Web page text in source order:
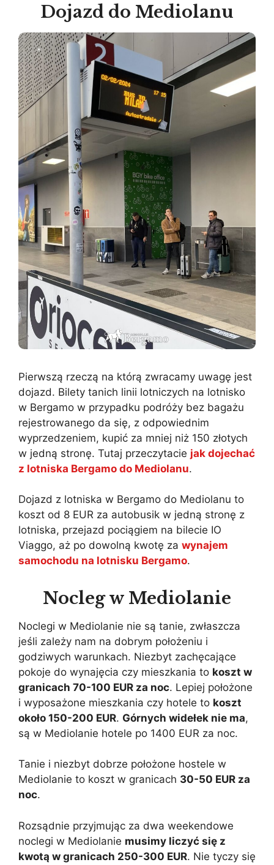
Dojazd do Mediolanu
Pierwszą rzeczą na którą zwracamy uwagę jest
dojazd. Bilety tanich linii lotniczych na lotnisko
w Bergamo w przypadku podróży bez bagażu
rejestrowanego da się, z odpowiednim
wyprzedzeniem, kupić za mniej niż 150 złotych
w jedną stronę. Tutaj przeczytacie jak dojechać
z lotniska Bergamo do Mediolanu.
Dojazd z lotniska w Bergamo do Mediolanu to
koszt od 8 EUR za autobusik w jedną stronę z
lotniska, przejazd pociągiem na bilecie IO
Viaggo, aż po dowolną kwotę za wynajem
samochodu na lotnisku Bergamo.
Nocleg w Mediolanie
Noclegi w Mediolanie nie są tanie, zwłaszcza
jeśli zależy nam na dobrym położeniu i
godziwych warunkach. Niezbyt zachęcające
pokoje do wynajęcia czy mieszkania to koszt w
granicach 70-100 EUR za noc. Lepiej położone
i wyposażone mieszkania czy hotele to koszt
około 150-200 EUR. Górnych widełek nie ma,
są w Mediolanie hotele po 1400 EUR za noc.
Tanie i niezbyt dobrze położone hostele w
Mediolanie to koszt w granicach 30-50 EUR za
noc.
Rozsądnie przyjmując za dwa weekendowe
noclegi w Mediolanie musimy liczyć się z
kwotą w granicach 250-300 EUR. Nie tyczy się